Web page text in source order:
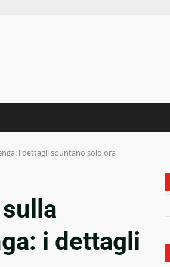
i dettagli spuntano solo ora
i dettagli